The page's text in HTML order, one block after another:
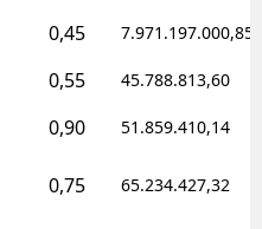
0,45 7.971.197.000,85
0,55 45.788.813,60
0,90 51.859.410,14
0,75 65.234.427,32